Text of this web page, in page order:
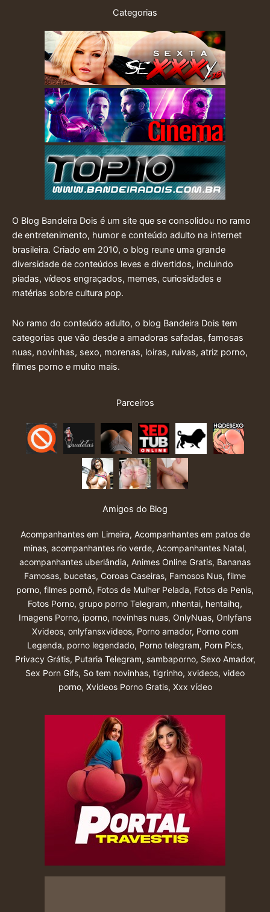
Categorias
O Blog Bandeira Dois é um site que se consolidou no ramo
de entretenimento, humor e conteúdo adulto na internet
brasileira. Criado em 2010, o blog reune uma grande
diversidade de conteúdos leves e divertidos, incluindo
piadas, vídeos engraçados, memes, curiosidades e
matérias sobre cultura pop.
No ramo do conteúdo adulto, o blog Bandeira Dois tem
categorias que vão desde a amadoras safadas, famosas
nuas, novinhas, sexo, morenas, loiras, ruivas, atriz porno,
filmes porno e muito mais.
Parceiros
Amigos do Blog
Acompanhantes em Limeira, Acompanhantes em patos de
minas, acompanhantes rio verde, Acompanhantes Natal,
acompanhantes uberlândia, Animes Online Gratis, Bananas
Famosas, bucetas, Coroas Caseiras, Famosos Nus, filme
porno, filmes pornô, Fotos de Mulher Pelada, Fotos de Penis,
Fotos Porno, grupo porno Telegram, nhentai, hentaihq,
Imagens Porno, iporno, novinhas nuas, OnlyNuas, Onlyfans
Xvideos, onlyfansxvideos, Porno amador, Porno com
Legenda, porno legendado, Porno telegram, Porn Pics,
Privacy Grátis, Putaria Telegram, sambaporno, Sexo Amador,
Sex Porn Gifs, So tem novinhas, tigrinho, xvideos, video
porno, Xvideos Porno Gratis, Xxx vídeo